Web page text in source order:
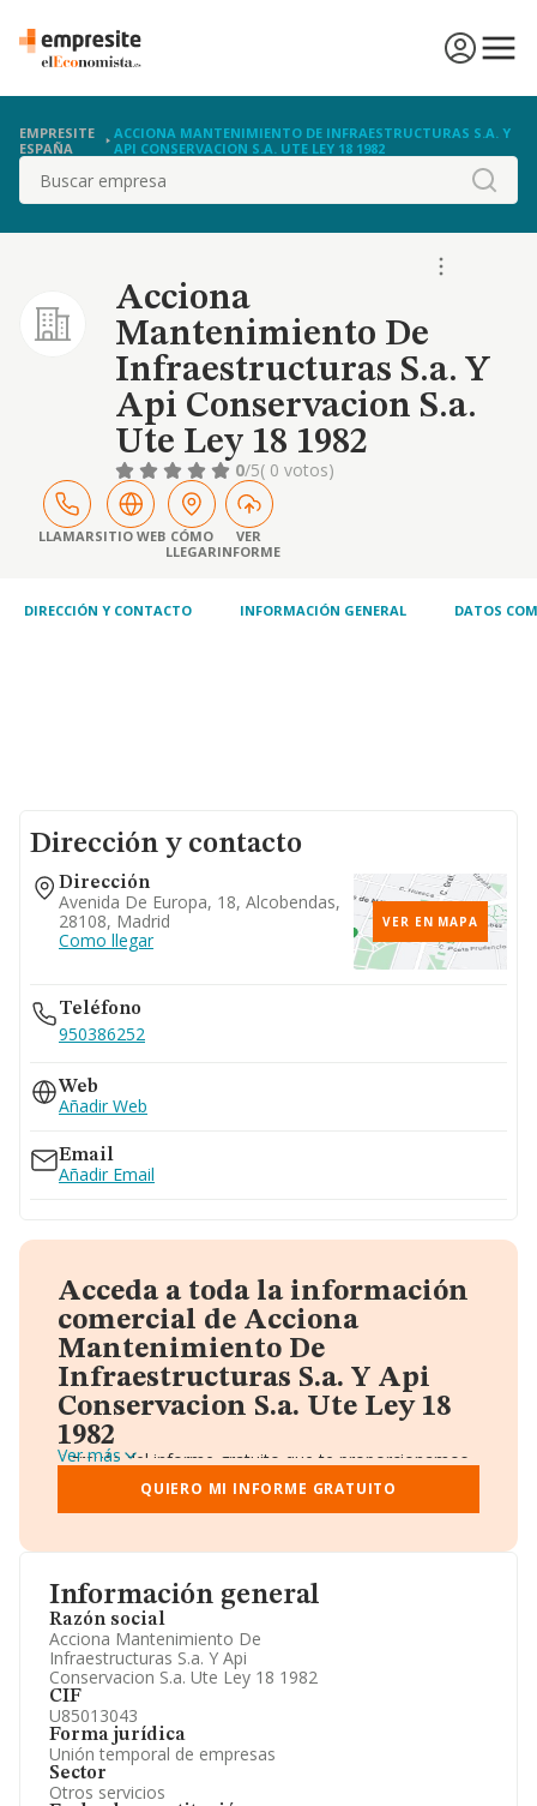
EMPRESITE
ESPAÑA
ACCIONA MANTENIMIENTO DE INFRAESTRUCTURAS S.A. Y
API CONSERVACION S.A. UTE LEY 18 1982
Buscar
Acciona
Mantenimiento De
Infraestructuras S.a. Y
Api Conservacion S.a.
Ute Ley 18 1982
0/5( 0 votos)
LLAMARSITIO WEB CÓMO
LLEGAR
VER
INFORME
DIRECCIÓN Y CONTACTO INFORMACIÓN GENERAL DATOS
Información general
Razón social
Acciona Mantenimiento De
Infraestructuras S.a. Y Api
Conservacion S.a. Ute Ley 18 1982
CIF
U85013043
Forma jurídica
Unión temporal de empresas
Sector
Otros servicios
Dirección y contacto
Dirección
Avenida De Europa, 18, Alcobendas,
28108, Madrid
Como llegar
VER EN MAPA
Teléfono
950386252
Web
Añadir Web
Email
Añadir Email
Acceda a toda la información
comercial de Acciona
Mantenimiento De
Infraestructuras S.a. Y Api
Conservacion S.a. Ute Ley 18
1982
A través del informe gratuito que te proporcionamos
desde Einforma, donde vas a encontrar:
Datos identificativos: Denominación, CIF,
Teléfono, Domicilio.
Gráficos de Evolución Ventas y Empleados.
Directivos y Ejecutivos.
Accionistas.
Participaciones y Vinculaciones en otras empresas.
Artículos de prensa publicados sobre la empresa.
Información oficial y registral complementaria.
Ver más
QUIERO MI INFORME GRATUITO